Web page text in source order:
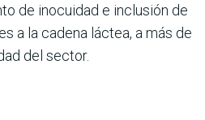
de inocuidad e inclusión de
a la cadena láctea, a más de
del sector.